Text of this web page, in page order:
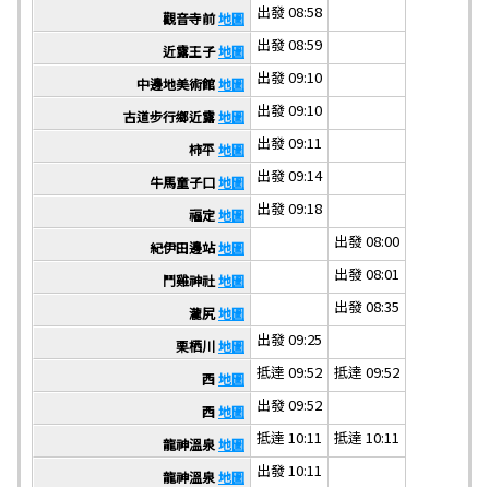
觀音寺前地圖 出發 08:58
近露王子地圖 出發 08:59
中邊地美術館地圖 出發 09:10
古道步行鄉近露地圖 出發 09:10
柿平地圖 出發 09:11
牛馬童子口地圖 出發 09:14
福定地圖 出發 09:18
紀伊田邊站地圖 出發 08:00
鬥雞神社地圖 出發 08:01
瀧尻地圖 出發 08:35
栗栖川地圖 出發 09:25
西地圖 抵達 09:52 抵達 09:52
西地圖 出發 09:52
龍神溫泉地圖 抵達 10:11 抵達 10:11
龍神溫泉地圖 出發 10:11